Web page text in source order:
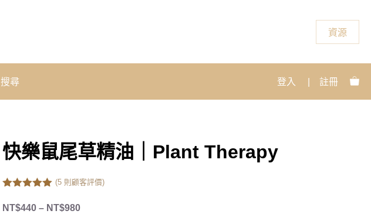
資源
搜尋 登入 註冊
快樂鼠尾草精油｜Plant Therapy
5
(5 則顧客評價)
NT$440 – NT$980